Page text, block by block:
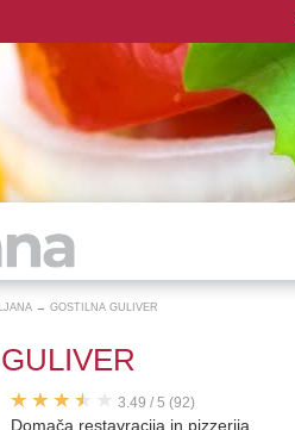
→ GOSTILNA GULIVER
3.49 /5 (92)
Domača restavracija in pizzerija